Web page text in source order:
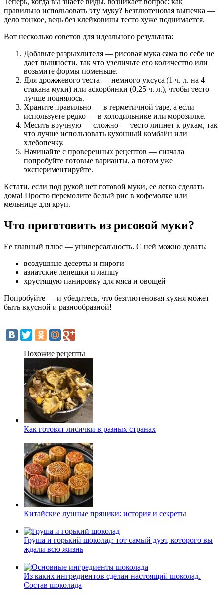
Теперь, когда вы знаете виды, возникает вопрос: как
правильно использовать эту муку? Безглютеновая выпечка —
дело тонкое, ведь без клейковины тесто хуже поднимается.
Вот несколько советов для идеального результата:
Добавьте разрыхлителя — рисовая мука сама по себе не
дает пышности, так что увеличьте его количество или
возьмите формы поменьше.
Для дрожжевого теста — немного уксуса (1 ч. л. на 4
стакана муки) или аскорбинки (0,25 ч. л.), чтобы тесто
лучше поднялось.
Храните правильно — в герметичной таре, а если
используете редко — в холодильнике или морозилке.
Месить вручную — сложно — тесто липнет к рукам, так
что лучше использовать кухонный комбайн или
хлебопечку.
Начинайте с проверенных рецептов — сначала
попробуйте готовые варианты, а потом уже
экспериментируйте.
Кстати, если под рукой нет готовой муки, ее легко сделать
дома! Просто перемолите белый рис в кофемолке или
мельнице для круп.
Что приготовить из рисовой муки?
Ее главный плюс — универсальность. С ней можно делать:
воздушные десерты и пироги
азиатские лепешки и лапшу
хрустящую панировку для мяса и овощей
Попробуйте — и убедитесь, что безглютеновая кухня может
быть вкусной и разнообразной!
Похожие рецепты
Как готовят лисички в разных странах
Китайские лунные пряники: история и секреты
Груша и горький шоколад: тот самый дуэт, которого вы
ждали всю жизнь
Из каких ингредиентов сделан настоящий шоколад.
Состав шоколада